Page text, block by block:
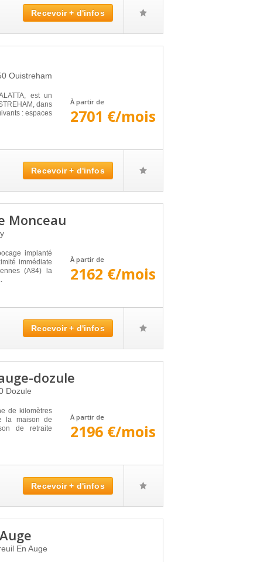
Recevoir + d'infos
Ouistreham
est un
dans
: espaces
À partir de
2701 €/mois
Recevoir + d'infos
Monceau
implanté
immédiate
(A84) la
À partir de
2162 €/mois
Recevoir + d'infos
dozule
Dozule
de kilomètres
la maison de
de retraite
À partir de
2196 €/mois
Recevoir + d'infos
En Auge